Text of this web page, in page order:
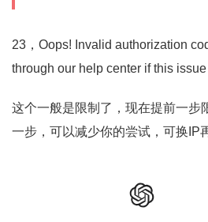
23，Oops! Invalid authorization
through our help center if this
这个一般是限制了，现在提前一步
一步，可以减少你的尝试，可换IP